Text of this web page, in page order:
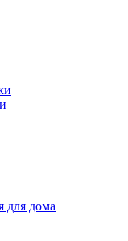
для дома